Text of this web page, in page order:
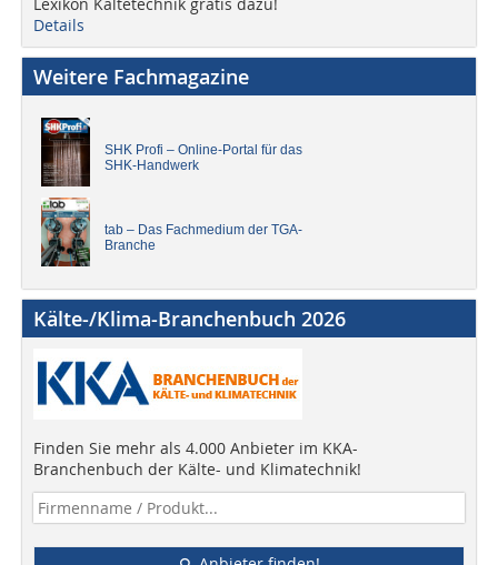
Details
Weitere Fachmagazine
SHK Profi – Online-Portal für das
SHK-Handwerk
tab – Das Fachmedium der TGA-
Branche
Kälte-/Klima-Branchenbuch 2026
Finden Sie mehr als 4.000 Anbieter im KKA-
Branchenbuch der Kälte- und Klimatechnik!